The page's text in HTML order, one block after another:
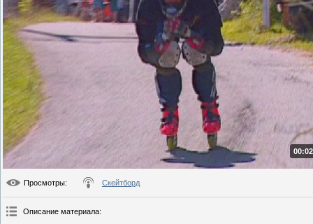
Просмотры: Скейтборд
Описание материала: